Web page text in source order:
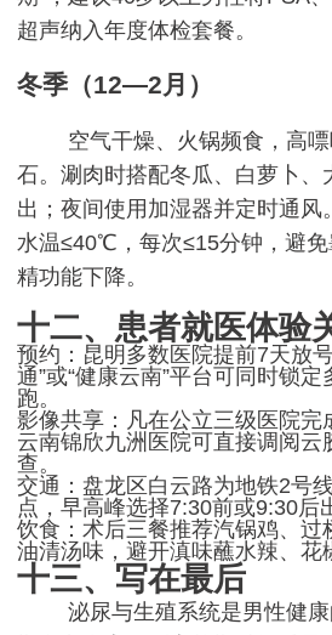
超声纳入年度体检套餐。
冬季（12—2月）
空气干燥、火锅频食，高
石。涮肉时搭配冬瓜、白萝卜、
出；夜间使用加湿器并定时通风
水温≤40℃，每次≤15分钟，避
精功能下降。
十二、患者就医体验
预约：昆明多数医院提前7天放
通”或“健康云南”平台可同时锁
跑。
影像共享：凡在公立三级医院完
云南锦欣九洲医院可直接调阅云
查。
交通：盘龙区白云路为地铁2号
点，早高峰选择7:30前或9:30后
饮食：术后三餐推荐汽锅鸡、过
油清汤味，避开滇味蘸水辣、花
十三、写在最后
泌尿与生殖系统是男性健康